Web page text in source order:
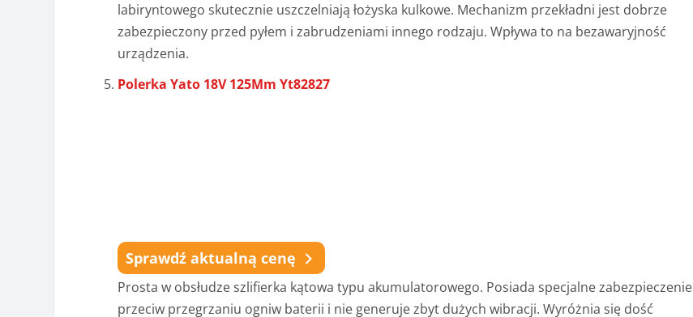
labiryntowego skutecznie uszczelniają łożyska kulkowe. Mechanizm przekładni jest dobrze
zabezpieczony przed pyłem i zabrudzeniami innego rodzaju. Wpływa to na bezawaryjność
urządzenia.
Polerka Yato 18V 125Mm Yt82827
Sprawdź aktualną cenę
Prosta w obsłudze szlifierka kątowa typu akumulatorowego. Posiada specjalne zabezpieczenie
przeciw przegrzaniu ogniw baterii i nie generuje zbyt dużych wibracji. Wyróżnia się dość